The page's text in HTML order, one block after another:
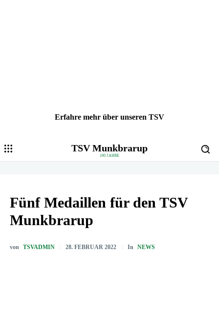
Erfahre mehr über unseren TSV
TSV Munkbrarup
100 JAHRE
Fünf Medaillen für den TSV
Munkbrarup
von TSVADMIN 28. FEBRUAR 2022 In NEWS